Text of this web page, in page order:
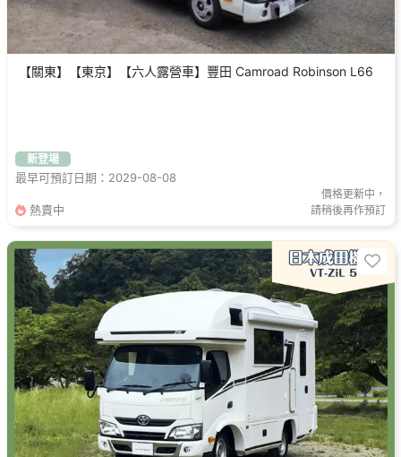
【關東】【東京】【六人露營車】豐田 Camroad Robinson L66
新登場
最早可預訂日期：2029-08-08
熱賣中
價格更新中，
請稍後再作預訂